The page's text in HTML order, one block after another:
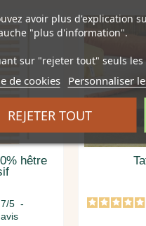
hêtre
/5 -
avis
avoir plus d'explication
"plus d'information".
sur "rejeter tout" seuls
de cookies Personnaliser
REJETER TOUT